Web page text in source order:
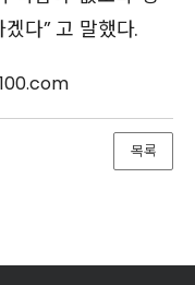
다” 고 말했다.